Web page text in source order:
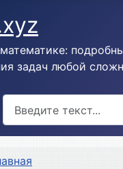
задач любой